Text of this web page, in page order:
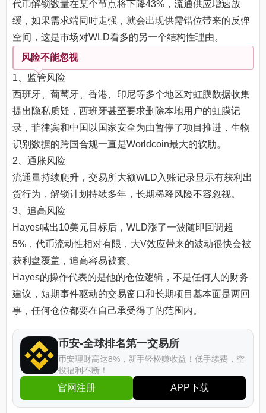
代币解锁数量在某个节点将下降43%，流通供应增速放
缓，如果需求端同时走强，就会出现供需错位带来的反弹
空间，这是市场对WLD看多的另一个结构性理由。
风险不能忽视
1、监管风险
西班牙、葡萄牙、香港、印尼等多个地区对虹膜数据收集
提出隐私质疑，西班牙甚至要求删除本地用户的虹膜记
录，菲律宾和中国以国家安全为由暂停了项目推进，生物
识别数据的跨国合规一直是Worldcoin最大的软肋。
2、通胀风险
流通量持续爬升，交易所大额WLD入账记录显示有获利出
货行为，解锁计划持续多年，长期稀释风险不容忽视。
3、追高风险
Hayes喊出10美元目标后，WLD涨了一波随即回调超
5%，代币流动性相对有限，大V效应带来的波动很快会被
获利盘覆盖，追高容易被套。
Hayes的操作代表的是他的仓位逻辑，不是任何人的财务
建议，短期事件驱动的交易窗口和长期项目基本面是两回
事，任何仓位都要在自己承受得了的范围内。
币安-全球排名第一交易所
币安理财高达8%，新手轻松赚收益！低手续费，空
投福利不断！
官网注册 APP下载